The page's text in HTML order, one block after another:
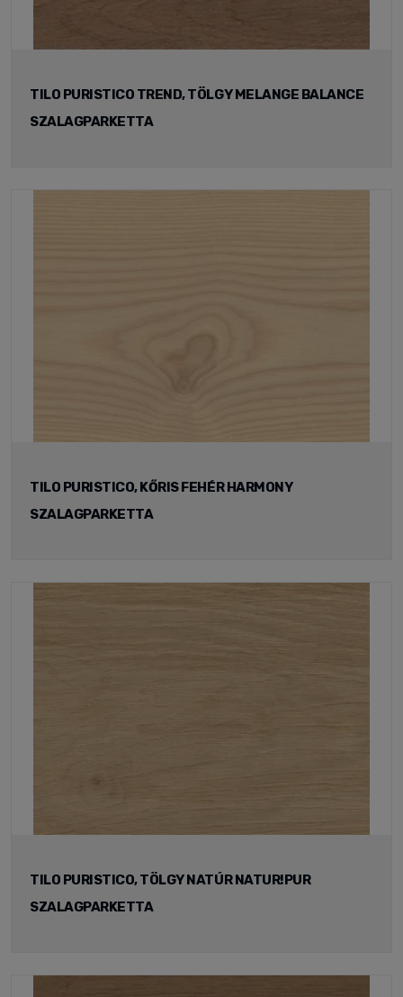
TILO PURISTICO TREND, TÖLGY MELANGE BALANCE
SZALAGPARKETTA
TILO PURISTICO, KŐRIS FEHÉR HARMONY
SZALAGPARKETTA
TILO PURISTICO, TÖLGY NATÚR NATUR!PUR
SZALAGPARKETTA